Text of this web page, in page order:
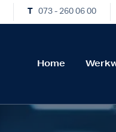
T 073 - 260 06 00
Home